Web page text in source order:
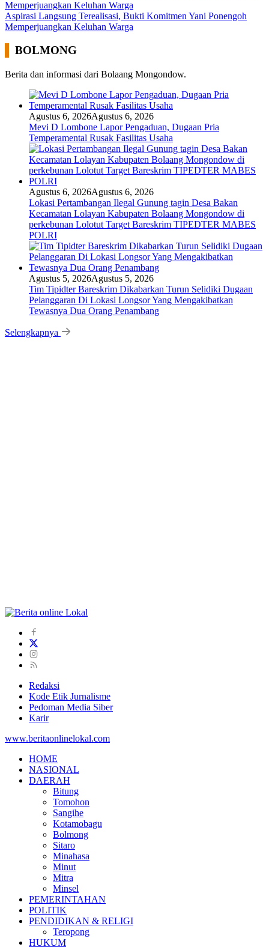
Aspirasi Langsung Terealisasi, Bukti Komitmen Yani Ponengoh
Memperjuangkan Keluhan Warga
BOLMONG
Berita dan informasi dari Bolaang Mongondow.
Agustus 6, 2026Agustus 6, 2026
Mevi D Lombone Lapor Pengaduan, Dugaan Pria
Temperamental Rusak Fasilitas Usaha
Agustus 6, 2026Agustus 6, 2026
Lokasi Pertambangan Ilegal Gunung tagin Desa Bakan
Kecamatan Lolayan Kabupaten Bolaang Mongondow di
perkebunan Lolotut Target Bareskrim TIPEDTER MABES
POLRI
Agustus 5, 2026Agustus 5, 2026
Tim Tipidter Bareskrim Dikabarkan Turun Selidiki Dugaan
Pelanggaran Di Lokasi Longsor Yang Mengakibatkan
Tewasnya Dua Orang Penambang
Selengkapnya
Redaksi
Kode Etik Jurnalisme
Pedoman Media Siber
Karir
www.beritaonlinelokal.com
HOME
NASIONAL
DAERAH
Bitung
Tomohon
Sangihe
Kotamobagu
Bolmong
Sitaro
Minahasa
Minut
Mitra
Minsel
PEMERINTAHAN
POLITIK
PENDIDIKAN & RELIGI
Teropong
HUKUM